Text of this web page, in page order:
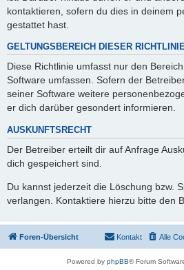
kontaktieren, sofern du dies in deinem
gestattet hast.
GELTUNGSBEREICH DIESER
Diese Richtlinie umfasst nur den
Software umfassen. Sofern der
seiner Software weitere
er dich darüber gesondert informieren.
AUSKUNFTSRECHT
Der Betreiber erteilt dir auf Anfrage
dich gespeichert sind.
Du kannst jederzeit die Löschung bzw.
verlangen. Kontaktiere hierzu bitte den
Foren-Übersicht Alle
Kontakt
Powered by phpBB® Forum